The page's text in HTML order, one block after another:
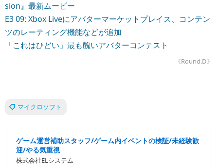
sion』最新ムービー
E3 09: Xbox Liveにアバターマーケットプレイス、コンテン
ツのレーティング機能などが追加
「これはひどい」最も醜いアバターコンテスト
《Round.D》
マイクロソフト
ゲーム運営補助スタッフ/ゲーム内イベントの検証/未経験歓
迎/やる気重視
株式会社ELシステム